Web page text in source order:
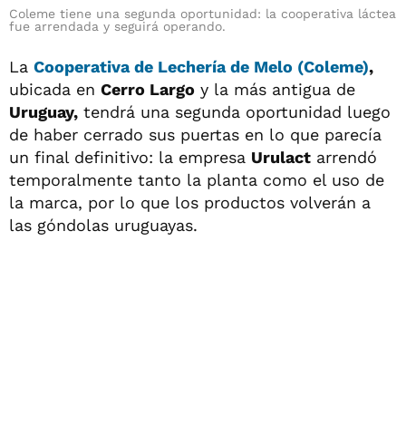
Coleme tiene una segunda oportunidad: la cooperativa láctea
fue arrendada y seguirá operando.
La Cooperativa de Lechería de Melo (Coleme),
ubicada en Cerro Largo y la más antigua de
Uruguay, tendrá una segunda oportunidad luego
de haber cerrado sus puertas en lo que parecía
un final definitivo: la empresa Urulact arrendó
temporalmente tanto la planta como el uso de
la marca, por lo que los productos volverán a
las góndolas uruguayas.